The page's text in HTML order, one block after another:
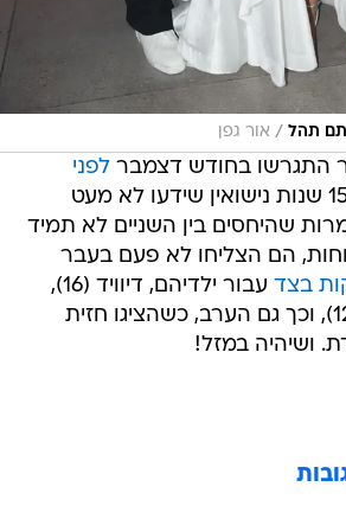
תהל / אור גפן
התגרשו בחודש דצמברלפני
, אחרי 15 שנות נישואין שידעו לא מעט
שהיחסים בין השניים לא תמיד
הם הצליחו לא פעם בעבר
בצד
עבור ילדיהם, דיוויד (16),
אליה (15) ותהל (12), וכך גם הערב, כשהציגו חזית
ושיהיה במזל!